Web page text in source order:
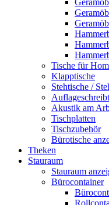
Tische für
Klapptische
Stehtische /
Akustik am
Tischplatten
Tischzubehör
Bürotische
Theken
Stauraum
Stauraum
Bürocontainer